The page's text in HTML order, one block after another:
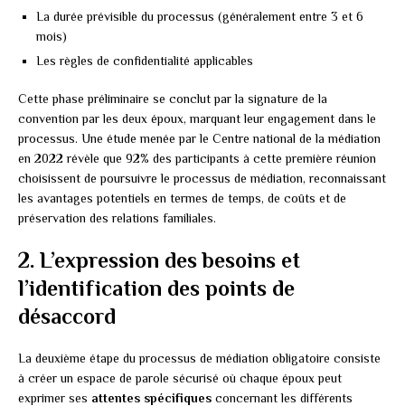
La durée prévisible du processus (généralement entre 3 et 6
mois)
Les règles de confidentialité applicables
Cette phase préliminaire se conclut par la signature de la
convention par les deux époux, marquant leur engagement dans le
processus. Une étude menée par le Centre national de la médiation
en 2022 révèle que 92% des participants à cette première réunion
choisissent de poursuivre le processus de médiation, reconnaissant
les avantages potentiels en termes de temps, de coûts et de
préservation des relations familiales.
2. L’expression des besoins et
l’identification des points de
désaccord
La deuxième étape du processus de médiation obligatoire consiste
à créer un espace de parole sécurisé où chaque époux peut
exprimer ses attentes spécifiques concernant les différents